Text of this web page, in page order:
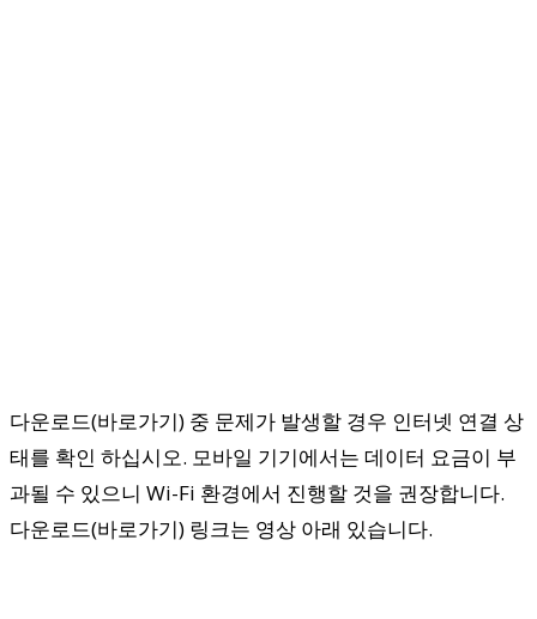
다운로드(바로가기) 중 문제가 발생할 경우 인터넷 연결 상
태를 확인 하십시오. 모바일 기기에서는 데이터 요금이 부
과될 수 있으니 Wi-Fi 환경에서 진행할 것을 권장합니다.
다운로드(바로가기) 링크는 영상 아래 있습니다.